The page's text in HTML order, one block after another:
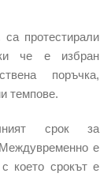
протестирали
че е избран
поръчка,
темпове.
срок за
е
което срокът е